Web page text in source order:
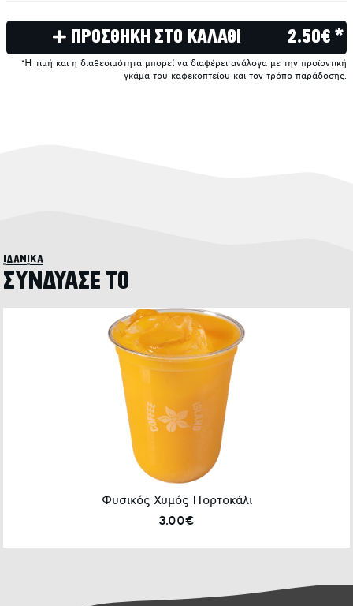
ΠΡΟΣΘΗΚΗ ΣΤΟ ΚΑΛΑΘΙ 2.50€ *
*Η τιμή και η διαθεσιμότητα μπορεί να διαφέρει ανάλογα με την προϊοντική
γκάμα του καφεκοπτείου και τον τρόπο παράδοσης.
ιδανικά
ΣΥΝΔΥΑΣΕ ΤΟ
Φυσικός Χυμός Πορτοκάλι
3.00€